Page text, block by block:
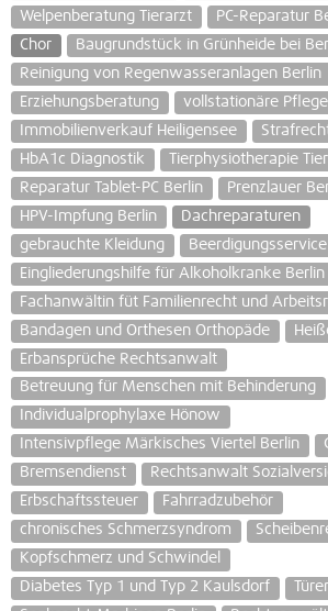
Welpenberatung Tierarzt
PC-Reparatur
Chor
Baugrundstück in Grünheide bei
Reinigung von Regenwasseranlagen Berlin
Erziehungsberatung
vollstationäre Pflege
Immobilienverkauf Heiligensee
HbA1c Diagnostik
Tierphysiotherapie
Reparatur Tablet-PC Berlin
Prenzlauer
HPV-Impfung Berlin
Dachreparaturen
gebrauchte Kleidung
Beerdigungsservice
Eingliederungshilfe für Alkoholkranke Berlin
Fachanwältin füt Familienrecht und
Bandagen und Orthesen Orthopäde
Erbansprüche Rechtsanwalt
Betreuung für Menschen mit Behinderung
Individualprophylaxe Hönow
Intensivpflege Märkisches Viertel Berlin
Bremsendienst
Rechtsanwalt
Erbschaftssteuer
Fahrradzubehör
chronisches Schmerzsyndrom
Kopfschmerz und Schwindel
Diabetes Typ 1 und Typ 2 Kaulsdorf